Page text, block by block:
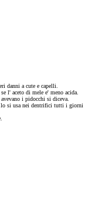
danni a cute e capelli.
l' aceto di mele e' meno acida.
i pidocchi si diceva.
lo si usa nei dentrifici tutti i giorni